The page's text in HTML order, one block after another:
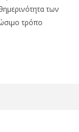
των
τρόπο